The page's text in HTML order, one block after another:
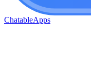
ChatableApps